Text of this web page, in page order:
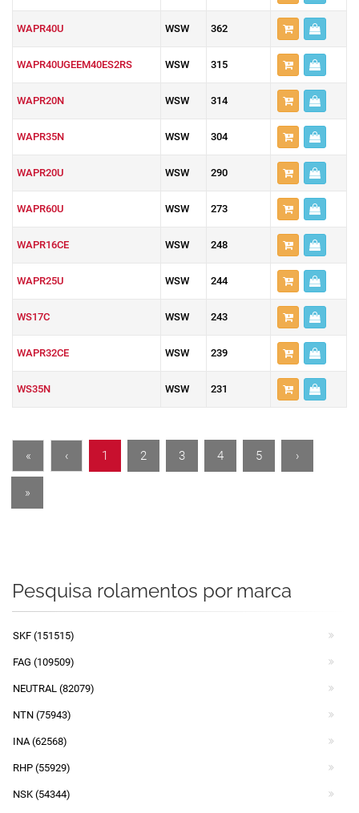
WAPR40U WSW 362
WAPR40UGEEM40ES2RS WSW 315
WAPR20N WSW 314
WAPR35N WSW 304
WAPR20U WSW 290
WAPR60U WSW 273
WAPR16CE WSW 248
WAPR25U WSW 244
WS17C WSW 243
WAPR32CE WSW 239
WS35N WSW 231
« ‹ 1 2 3 4 5 ›
»
Pesquisa rolamentos por marca
SKF (151515)
FAG (109509)
NEUTRAL (82079)
NTN (75943)
INA (62568)
RHP (55929)
NSK (54344)